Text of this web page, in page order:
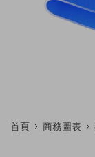
首頁 商務圖表